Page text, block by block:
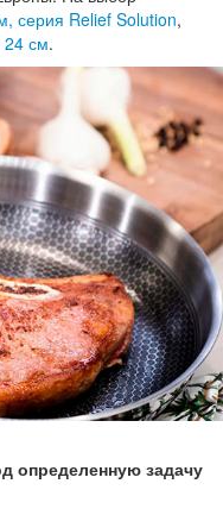
серия Relief Solution,
24 см.
определенную задачу